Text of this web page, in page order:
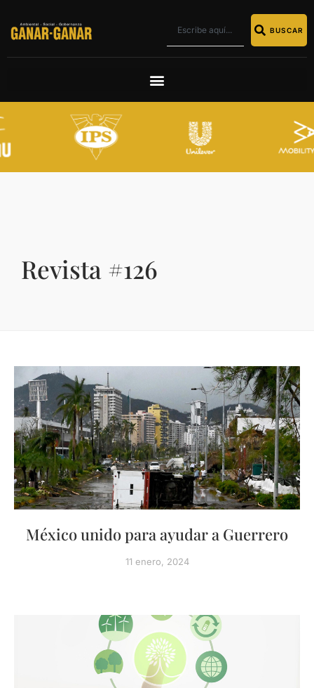
BUSCAR
Revista #126
México unido para ayudar a Guerrero
11 enero, 2024